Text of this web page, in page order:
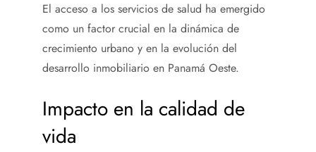
El acceso a los servicios de salud ha emergido
como un factor crucial en la dinámica de
crecimiento urbano y en la evolución del
desarrollo inmobiliario en Panamá Oeste.
Impacto en la calidad de
vida